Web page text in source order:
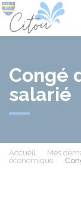
Congé
salarié
Accueil Mes
économique